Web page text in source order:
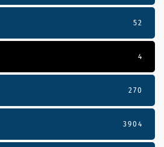
52
4
270
3904